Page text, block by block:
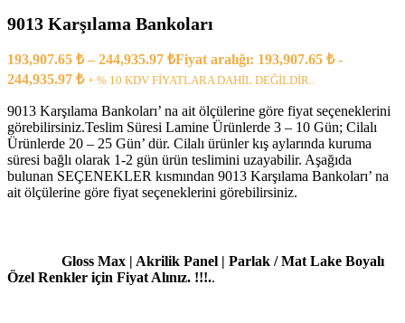
9013 Karşılama Bankoları
193,907.65 ₺ – 244,935.97 ₺Fiyat aralığı: 193,907.65 ₺ -
244,935.97 ₺ + % 10 KDV FİYATLARA DAHİL DEĞİLDİR..
9013 Karşılama Bankoları’ na ait ölçülerine göre fiyat seçeneklerini
görebilirsiniz.Teslim Süresi Lamine Ürünlerde 3 – 10 Gün; Cilalı
Ürünlerde 20 – 25 Gün’ dür. Cilalı ürünler kış aylarında kuruma
süresi bağlı olarak 1-2 gün ürün teslimini uzayabilir. Aşağıda
bulunan SEÇENEKLER kısmından 9013 Karşılama Bankoları’ na
ait ölçülerine göre fiyat seçeneklerini görebilirsiniz.
Gloss Max | Akrilik Panel | Parlak / Mat Lake Boyalı
Özel Renkler için Fiyat Alınız. !!!..